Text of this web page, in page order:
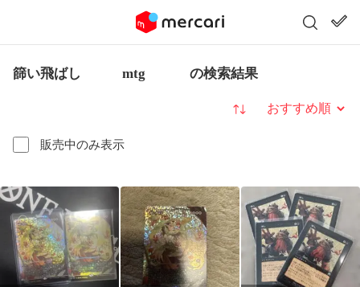
篩い飛ばし mtg の検索結果
販売中のみ表示
並び替え